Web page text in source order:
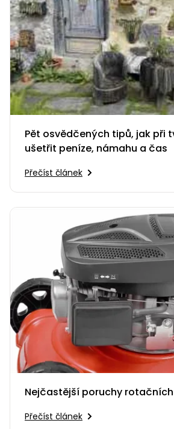
Pět osvědčených tipů, jak při
ušetřit peníze, námahu a čas
Přečíst článek
Nejčastější poruchy
Přečíst článek